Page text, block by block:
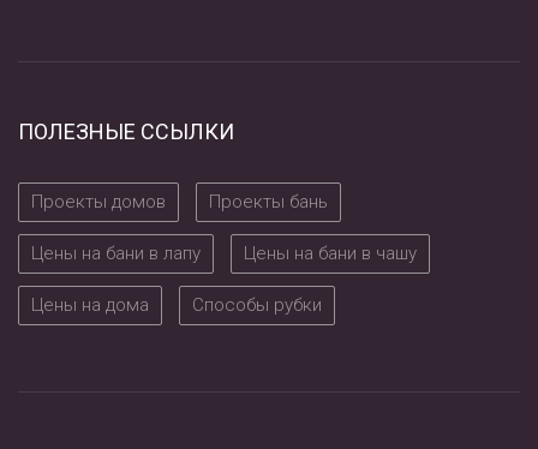
ПОЛЕЗНЫЕ ССЫЛКИ
Проекты домов Проекты бань
Цены на бани в лапу Цены на бани в чашу
Цены на дома Способы рубки